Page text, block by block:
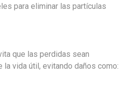
para eliminar las partículas
que las perdidas sean
la vida útil, evitando daños como: